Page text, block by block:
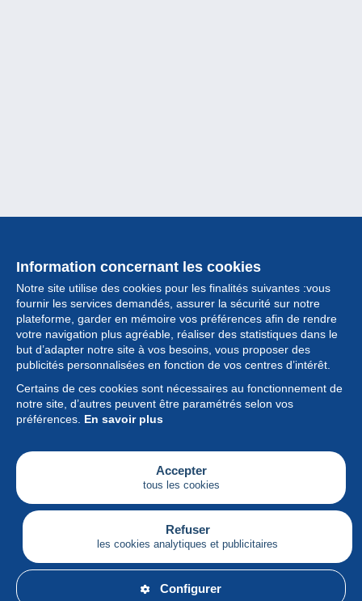
Information concernant les cookies
Notre site utilise des cookies pour les finalités suivantes :vous
fournir les services demandés, assurer la sécurité sur notre
plateforme, garder en mémoire vos préférences afin de rendre
votre navigation plus agréable, réaliser des statistiques dans le
but d’adapter notre site à vos besoins, vous proposer des
publicités personnalisées en fonction de vos centres d’intérêt.
Certains de ces cookies sont nécessaires au fonctionnement de
notre site, d’autres peuvent être paramétrés selon vos
préférences. En savoir plus
Accepter
tous les cookies
Refuser
les cookies analytiques et publicitaires
Configurer
Collection
Actualités
Fonctionnalités
Société
Services
Articles
Français